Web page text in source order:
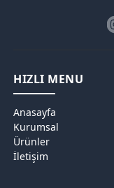
HIZLI MENU
Anasayfa
Kurumsal
Ürünler
İletişim